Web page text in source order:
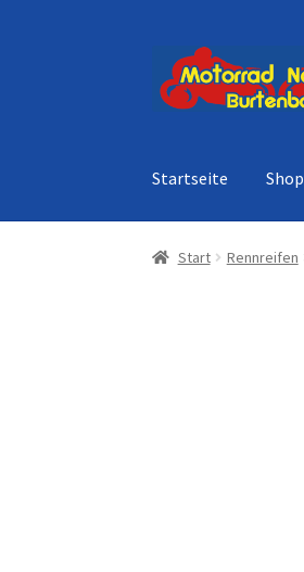
Zur
Navigation
springen
Zum
Inhalt
springen
Startseite Shop
Start Rennreifen